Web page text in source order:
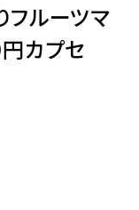
フルーツマ
カプセ